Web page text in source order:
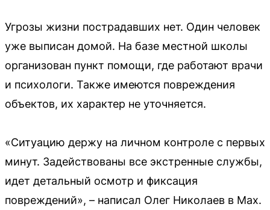
Угрозы жизни пострадавших нет. Один человек
уже выписан домой. На базе местной школы
организован пункт помощи, где работают врачи
и психологи. Также имеются повреждения
объектов, их характер не уточняется.
«Ситуацию держу на личном контроле с первых
минут. Задействованы все экстренные службы,
идет детальный осмотр и фиксация
повреждений», – написал Олег Николаев в Max.